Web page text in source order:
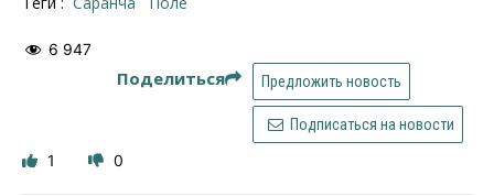
6 947
Поделиться Предложить новость
Подписаться на новости
1 0